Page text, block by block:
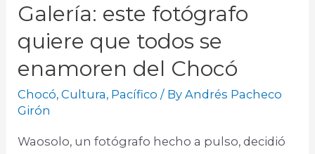
Galería: este fotógrafo
quiere que todos se
enamoren del Chocó
Chocó,Cultura, Pacífico / ByAndrés Pacheco
Girón
Waosolo, un fotógrafo hecho a pulso, decidió